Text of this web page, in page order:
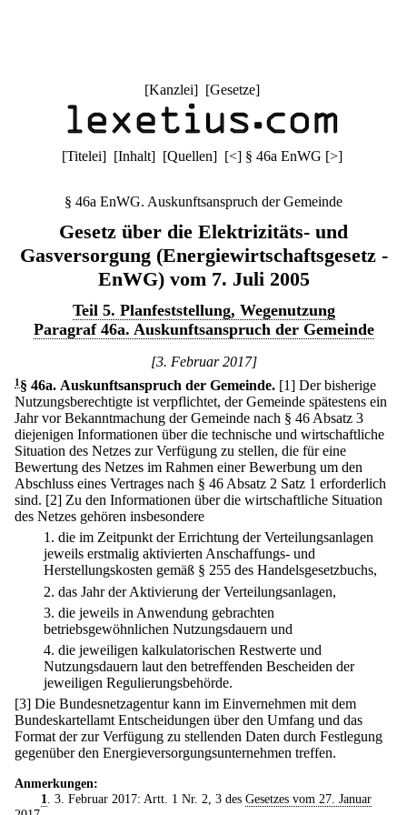
[Kanzlei] [Gesetze]
[Titelei] [Inhalt] [Quellen] [<] § 46a EnWG [>]
§ 46a EnWG. Auskunftsanspruch der Gemeinde
Gesetz über die Elektrizitäts- und
Gasversorgung (Energiewirtschaftsgesetz -
EnWG) vom 7. Juli 2005
Teil 5. Planfeststellung, Wegenutzung
Paragraf 46a. Auskunftsanspruch der Gemeinde
[3. Februar 2017]
1 § 46a. Auskunftsanspruch der Gemeinde. [1] Der bisherige
Nutzungsberechtigte ist verpflichtet, der Gemeinde spätestens ein
Jahr vor Bekanntmachung der Gemeinde nach § 46 Absatz 3
diejenigen Informationen über die technische und wirtschaftliche
Situation des Netzes zur Verfügung zu stellen, die für eine
Bewertung des Netzes im Rahmen einer Bewerbung um den
Abschluss eines Vertrages nach § 46 Absatz 2 Satz 1 erforderlich
sind. [2] Zu den Informationen über die wirtschaftliche Situation
des Netzes gehören insbesondere
1. die im Zeitpunkt der Errichtung der Verteilungsanlagen
jeweils erstmalig aktivierten Anschaffungs- und
Herstellungskosten gemäß § 255 des Handelsgesetzbuchs,
2. das Jahr der Aktivierung der Verteilungsanlagen,
3. die jeweils in Anwendung gebrachten
betriebsgewöhnlichen Nutzungsdauern und
4. die jeweiligen kalkulatorischen Restwerte und
Nutzungsdauern laut den betreffenden Bescheiden der
jeweiligen Regulierungsbehörde.
[3] Die Bundesnetzagentur kann im Einvernehmen mit dem
Bundeskartellamt Entscheidungen über den Umfang und das
Format der zur Verfügung zu stellenden Daten durch Festlegung
gegenüber den Energieversorgungsunternehmen treffen.
Anmerkungen:
1. 3. Februar 2017: Artt. 1 Nr. 2, 3 des Gesetzes vom 27. Januar